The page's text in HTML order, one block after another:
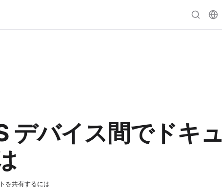
デバイス間でドキュ
を共有するには